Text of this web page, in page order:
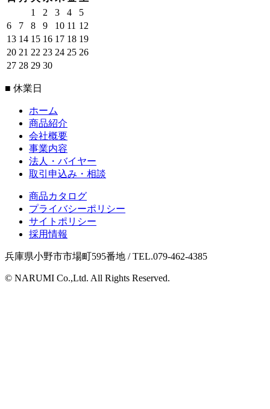
1
2 3 4
5
6
7 8 9 10 11 12
13 14 15 16 17 18 19
20 21 22 23 24 25 26
27 28 29 30
■ 休業日
ホーム
商品紹介
会社概要
事業内容
法人・バイヤー
取引申込み・相談
商品カタログ
プライバシーポリシー
サイトポリシー
採用情報
兵庫県小野市市場町595番地 / TEL.079-462-4385
© NARUMI Co.,Ltd. All Rights Reserved.